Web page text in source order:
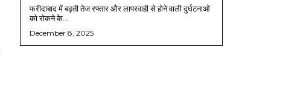
फरीदाबाद में बढ़ती तेज रफ्तार और लापरवाही से होने वाली दुर्घटनाओं
को रोकने के...
December 8, 2025